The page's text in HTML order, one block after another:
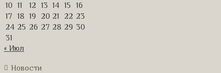
10 11 12 13 14 15
16
17
18 19 20 21 22 23
24 25 26 27 28 29 30
31
« Июл
Новости